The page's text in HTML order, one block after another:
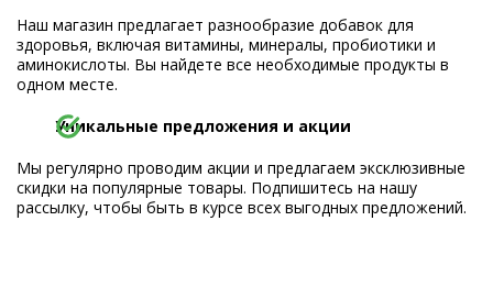
Наш магазин предлагает разнообразие добавок для
здоровья, включая витамины, минералы, пробиотики и
аминокислоты. Вы найдете все необходимые продукты в
одном месте.
Уникальные предложения и акции
Мы регулярно проводим акции и предлагаем эксклюзивные
скидки на популярные товары. Подпишитесь на нашу
рассылку, чтобы быть в курсе всех выгодных предложений.